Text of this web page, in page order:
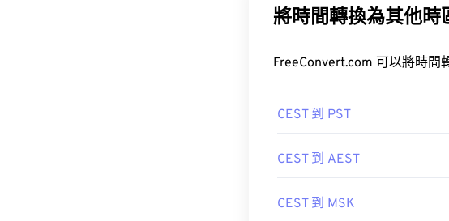
將時間轉換為其他時
FreeConvert.com 可以將時間
CEST 到 PST
CEST 到 AEST
CEST 到 MSK